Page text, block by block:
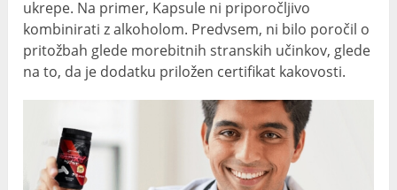
ukrepe. Na primer, Kapsule ni priporočljivo
kombinirati z alkoholom. Predvsem, ni bilo poročil o
pritožbah glede morebitnih stranskih učinkov, glede
na to, da je dodatku priložen certifikat kakovosti.